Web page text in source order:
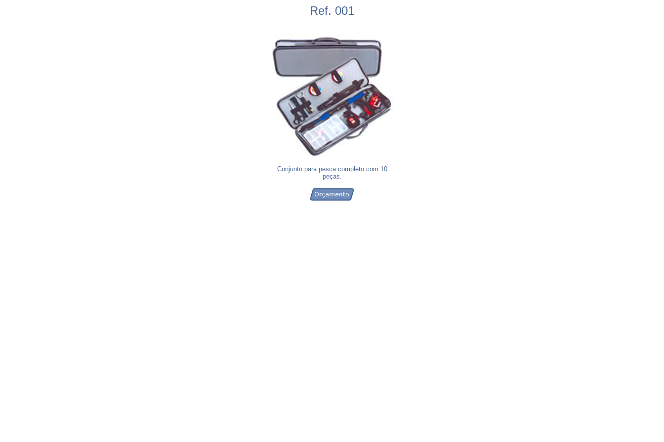
Ref. 001
Conjunto para pesca completo com 10
peças.